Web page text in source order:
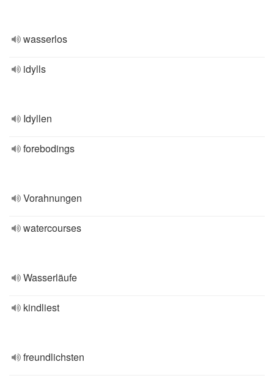
wasserlos
idylls
Idyllen
forebodings
Vorahnungen
watercourses
Wasserläufe
kindliest
freundlichsten